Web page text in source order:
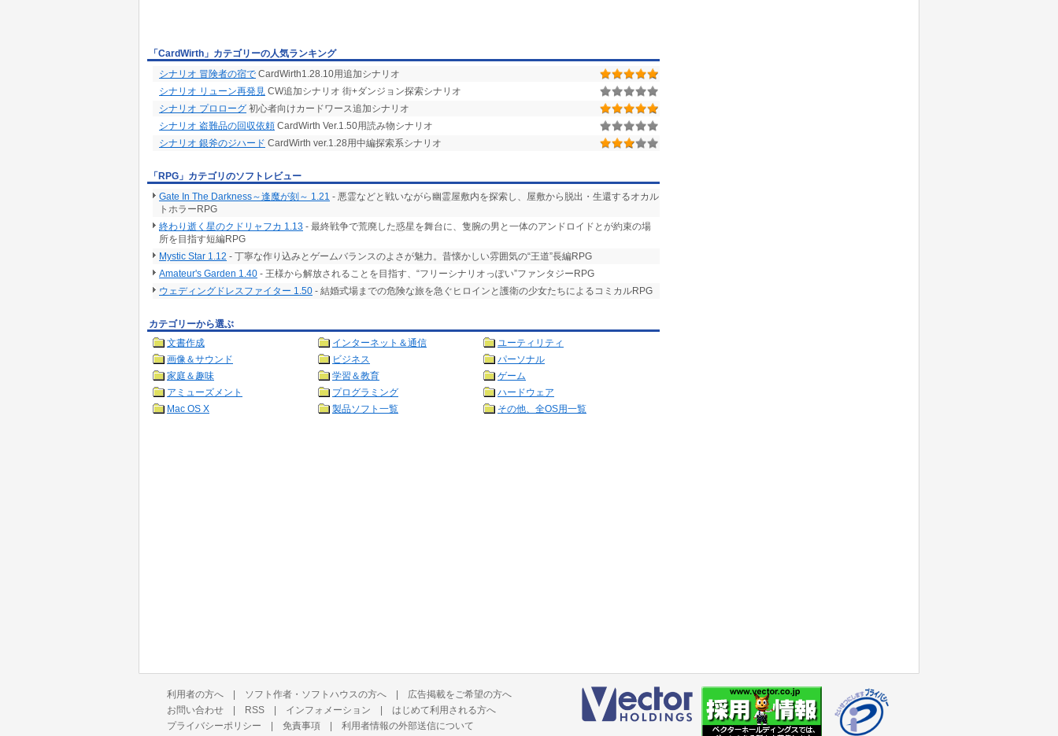
「CardWirth」カテゴリーの人気ランキング
シナリオ 冒険者の宿で CardWirth1.28.10用追加シナリオ
シナリオ リューン再発見 CW追加シナリオ 街+ダンジョン探索シナリオ
シナリオ プロローグ 初心者向けカードワース追加シナリオ
シナリオ 盗難品の回収依頼 CardWirth Ver.1.50用読み物シナリオ
シナリオ 銀斧のジハード CardWirth ver.1.28用中編探索系シナリオ
「RPG」カテゴリのソフトレビュー
Gate In The Darkness～逢魔が刻～ 1.21 - 悪霊などと戦いながら幽霊屋敷内を探索し、屋敷から脱出・生還するオカル
トホラーRPG
終わり逝く星のクドリャフカ 1.13 - 最終戦争で荒廃した惑星を舞台に、隻腕の男と一体のアンドロイドとが約束の場
所を目指す短編RPG
Mystic Star 1.12 - 丁寧な作り込みとゲームバランスのよさが魅力。昔懐かしい雰囲気の“王道”長編RPG
Amateur's Garden 1.40 - 王様から解放されることを目指す、“フリーシナリオっぽい”ファンタジーRPG
ウェディングドレスファイター 1.50 - 結婚式場までの危険な旅を急ぐヒロインと護衛の少女たちによるコミカルRPG
カテゴリーから選ぶ
文書作成
インターネット＆通信
ユーティリティ
画像＆サウンド
ビジネス
パーソナル
家庭＆趣味
学習＆教育
ゲーム
アミューズメント
プログラミング
ハードウェア
Mac OS X
製品ソフト一覧 その他、全OS用一覧
利用者の方へ | ソフト作者・ソフトハウスの方へ | 広告掲載をご希望の方へ
お問い合わせ | RSS | インフォメーション | はじめて利用される方へ
プライバシーポリシー | 免責事項 | 利用者情報の外部送信について